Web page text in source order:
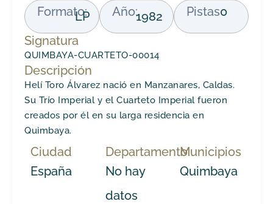
Formato:
LP Año:1982 Pistas0
Signatura
QUIMBAYA-CUARTETO-00014
Descripción
Helí Toro Álvarez nació en Manzanares, Caldas.
Su Trío Imperial y el Cuarteto Imperial fueron
creados por él en su larga residencia en
Quimbaya.
Ciudad
España
Departamento
No hay
datos
Municipios
Quimbaya